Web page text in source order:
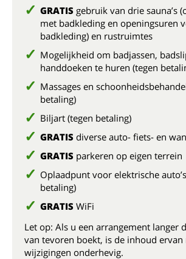
GRATIS gebruik van drie sauna’s
met badkleding en openingsuren
badkleding) en rustruimtes
Mogelijkheid om badjassen,
handdoeken te huren (tegen
Massages en
betaling)
Biljart (tegen betaling)
GRATIS diverse auto- fiets- en
GRATIS parkeren op eigen terrein
Oplaadpunt voor elektrische
betaling)
GRATIS WiFi
Let op: Als u een arrangement langer
van tevoren boekt, is de inhoud ervan
wijzigingen onderhevig.